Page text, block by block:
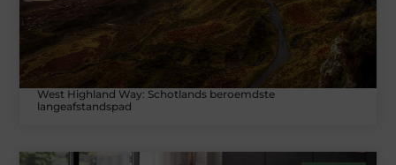
West Highland Way: Schotlands beroemdste
langeafstandspad